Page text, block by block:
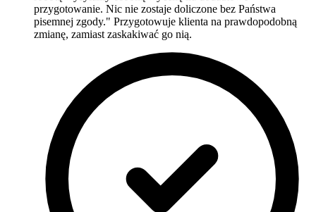
przygotowanie. Nic nie zostaje doliczone bez Państwa
pisemnej zgody." Przygotowuje klienta na prawdopodobną
zmianę, zamiast zaskakiwać go nią.